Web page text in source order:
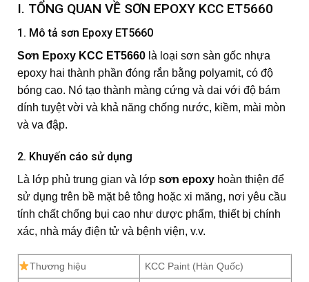
I. TỔNG QUAN VỀ SƠN EPOXY KCC ET5660
1. Mô tả sơn Epoxy ET5660
Sơn Epoxy KCC ET5660 là loại sơn sàn gốc nhựa
epoxy hai thành phần đóng rắn bằng polyamit, có độ
bóng cao. Nó tạo thành màng cứng và dai với độ bám
dính tuyệt vời và khả năng chống nước, kiềm, mài mòn
và va đập.
2. Khuyến cáo sử dụng
Là lớp phủ trung gian và lớp sơn epoxy hoàn thiện để
sử dụng trên bề mặt bê tông hoặc xi măng, nơi yêu cầu
tính chất chống bụi cao như dược phẩm, thiết bị chính
xác, nhà máy điện tử và bệnh viện, v.v.
Thương hiệu KCC Paint (Hàn Quốc)